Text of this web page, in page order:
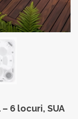
6 locuri, SUA